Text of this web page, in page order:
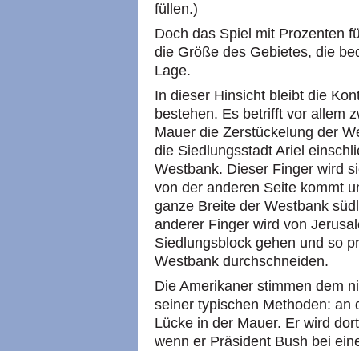
füllen.)
Doch das Spiel mit Prozenten
die Größe des Gebietes, die
Lage.
In dieser Hinsicht bleibt die
bestehen. Es betrifft vor allem
Mauer die Zerstückelung der
die Siedlungsstadt Ariel
Westbank. Dieser Finger wird
von der anderen Seite kommt
ganze Breite der Westbank
anderer Finger wird von
Siedlungsblock gehen und so
Westbank durchschneiden.
Die Amerikaner stimmen dem
seiner typischen Methoden: an
Lücke in der Mauer. Er wird
wenn er Präsident Bush bei